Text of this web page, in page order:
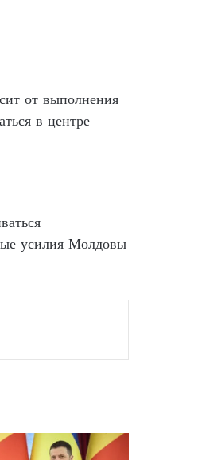
от выполнения
в центре
усилия Молдовы